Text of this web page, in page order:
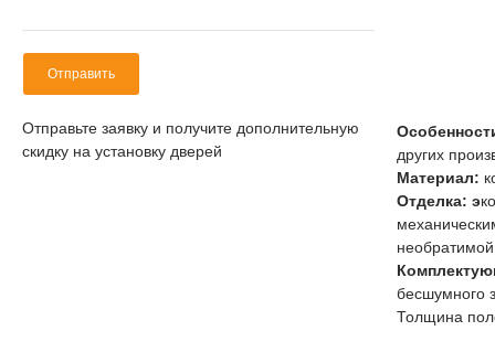
Отправить
Отправьте заявку и получите дополнительную
скидку на установку дверей
других
Материал:
Отделка: э
бесшумного
Толщина